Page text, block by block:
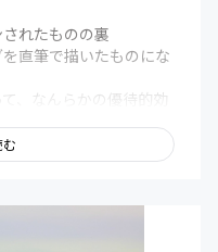
れたものの裏
直筆で描いたものにな
、なんらかの優待的効
程度）